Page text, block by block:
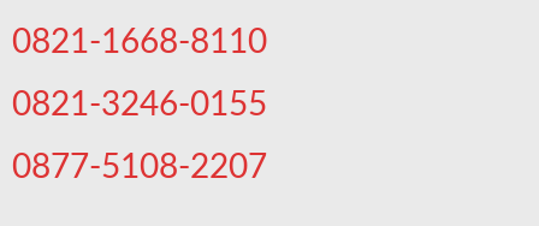
0821-1668-8110
0821-3246-0155
0877-5108-2207